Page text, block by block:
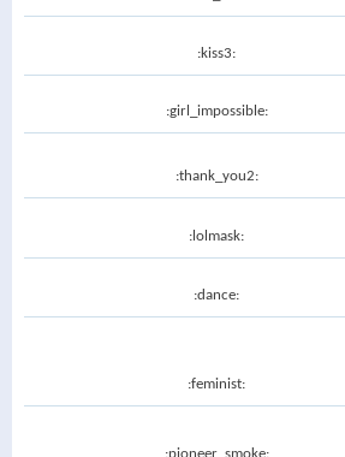
:kiss3:
:girl_impossible:
:thank_you2:
:lolmask:
:dance:
:feminist: